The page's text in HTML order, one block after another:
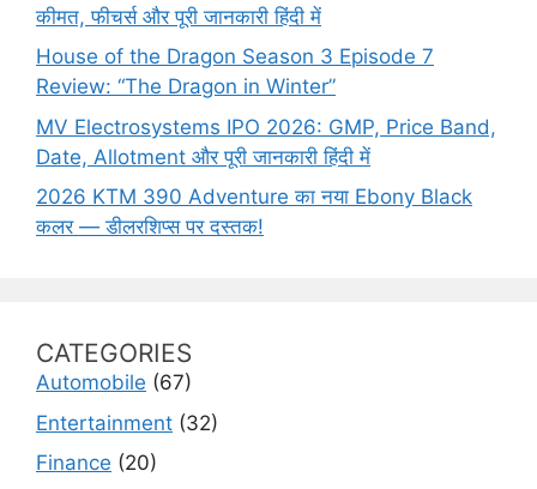
कीमत, फीचर्स और पूरी जानकारी हिंदी में
House of the Dragon Season 3 Episode 7
Review: “The Dragon in Winter”
MV Electrosystems IPO 2026: GMP, Price Band,
Date, Allotment और पूरी जानकारी हिंदी में
2026 KTM 390 Adventure का नया Ebony Black
कलर — डीलरशिप्स पर दस्तक!
CATEGORIES
Automobile (67)
Entertainment (32)
Finance (20)